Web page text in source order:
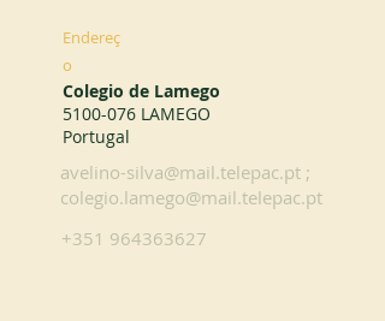
Endereç
o
Colegio de Lamego
5100-076 LAMEGO
Portugal
avelino-silva@mail.telepac.pt ;
colegio.lamego@mail.telepac.pt
+351 964363627